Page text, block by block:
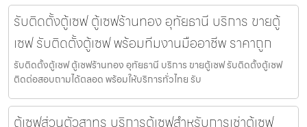
รับติดตั้งตู้เซฟ ตู้เซฟร้านทอง อุทัยธานี บริการ ขายตู้
เซฟ รับติดตั้งตู้เซฟ พร้อมทีมงานมืออาชีพ ราคาถูก
รับติดตั้งตู้เซฟ ตู้เซฟร้านทอง อุทัยธานี บริการ ขายตู้เซฟ รับติดตั้งตู้เซฟ
ติดต่อสอบถามได้ตลอด พร้อมให้บริการทั่วไทย รับ
ตู้เซฟส่วนตัวสาทร บริการตู้เซฟสำหรับการเช่าตู้เซฟ